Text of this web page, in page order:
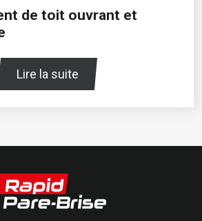
de toit ouvrant et
Lire la suite